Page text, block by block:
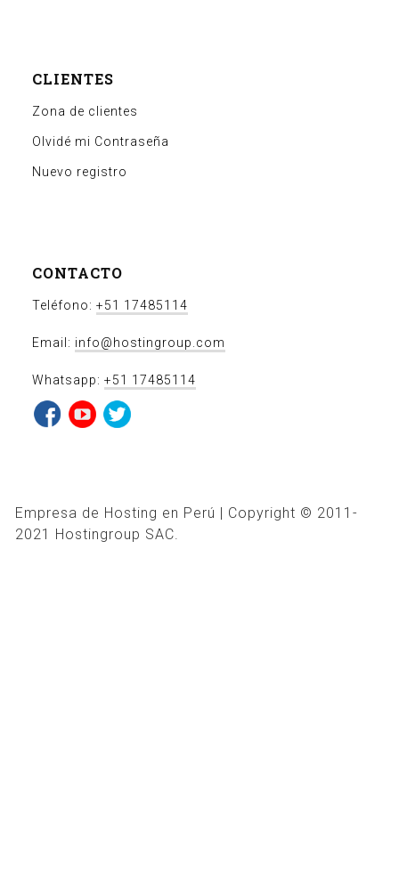
CLIENTES
Zona de clientes
Olvidé mi Contraseña
Nuevo registro
CONTACTO
Teléfono: +51 17485114
Email: info@hostingroup.com
Whatsapp: +51 17485114
Empresa de Hosting en Perú | Copyright © 2011-
2021 Hostingroup SAC.